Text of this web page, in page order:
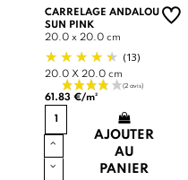
CARRELAGE ANDALOU
SUN PINK
20.0 x 20.0 cm
(13)
20.0 X 20.0 cm
61.83 €/m²
AJOUTER
AU
PANIER